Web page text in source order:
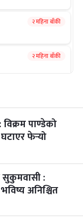
२ महिना बाँकी
२ महिना बाँकी
२ महिना बाँकी
२ महिना बाँकी
पाण्डेको
फेर्‍यो
:
अनिश्चित